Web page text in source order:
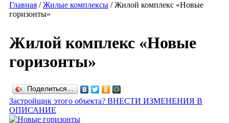
Главная / Жилые комплексы /Жилой комплекс «Новые
горизонты»
Жилой комплекс «Новые
горизонты»
Поделиться…
Застройщик этого объекта? ВНЕСТИ ИЗМЕНЕНИЯ В
ОПИСАНИЕ